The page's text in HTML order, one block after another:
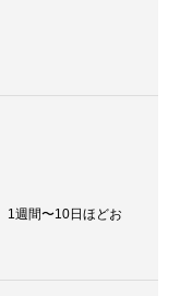
1週間〜10日ほどお